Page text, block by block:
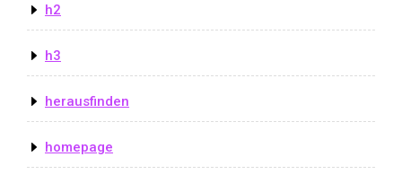
h2
h3
herausfinden
homepage